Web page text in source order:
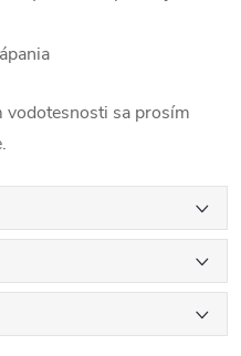
vodotesnosti sa prosím